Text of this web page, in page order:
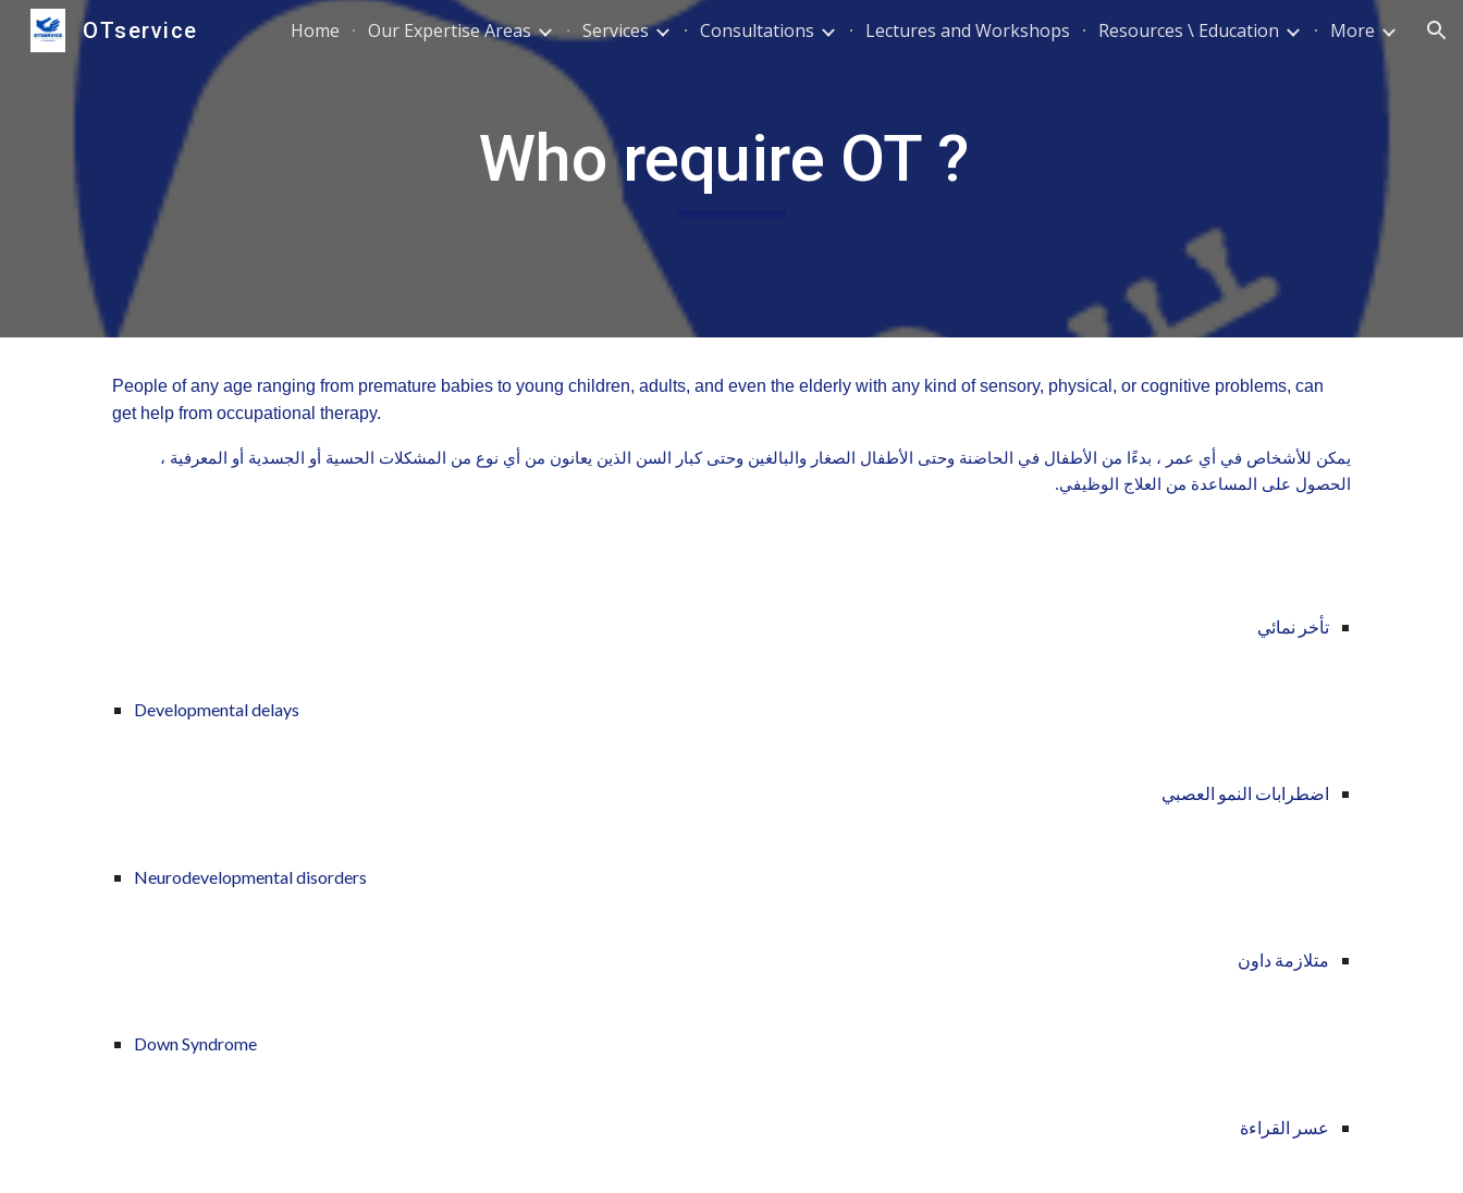
Skip to main content Skip to navigation
OTservice Home Our Expertise Areas Services Consultations Lectures and Workshops Resources \ Education More
Who require OT ?
People of any age ranging from premature babies to young children, adults, and even the elderly with any kind of sensory, physical, or cognitive problems, can
get help from occupational therapy.
يمكن للأشخاص في أي عمر ، بدءًا من الأطفال في الحاضنة وحتى الأطفال الصغار والبالغين وحتى كبار السن الذين يعانون من أي نوع من المشكلات الحسية أو الجسدية أو المعرفية ،
الحصول على المساعدة من العلاج الوظيفي.
تأخر نمائي
Developmental delays
اضطرابات النمو العصبي
Neurodevelopmental disorders
متلازمة داون
Down Syndrome
عسر القراءة